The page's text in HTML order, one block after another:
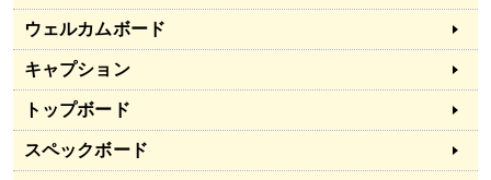
ウェルカムボード
キャプション
トップボード
スペックボード